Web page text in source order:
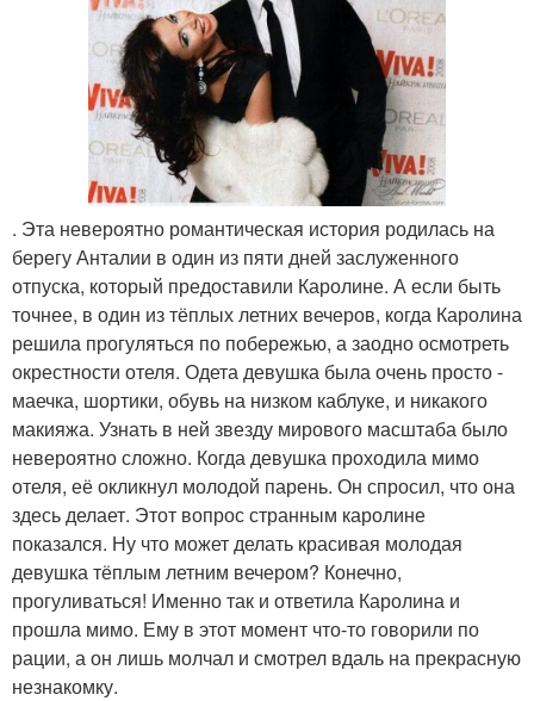
. Эта невероятно романтическая история родилась на
берегу Анталии в один из пяти дней заслуженного
отпуска, который предоставили Каролине. А если быть
точнее, в один из тёплых летних вечеров, когда Каролина
решила прогуляться по побережью, а заодно осмотреть
окрестности отеля. Одета девушка была очень просто -
маечка, шортики, обувь на низком каблуке, и никакого
макияжа. Узнать в ней звезду мирового масштаба было
невероятно сложно. Когда девушка проходила мимо
отеля, её окликнул молодой парень. Он спросил, что она
здесь делает. Этот вопрос странным каролине
показался. Ну что может делать красивая молодая
девушка тёплым летним вечером? Конечно,
прогуливаться! Именно так и ответила Каролина и
прошла мимо. Ему в этот момент что-то говорили по
рации, а он лишь молчал и смотрел вдаль на прекрасную
незнакомку.